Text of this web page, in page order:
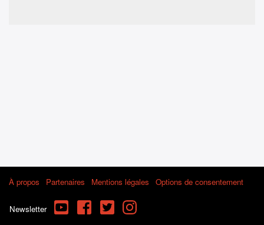
À propos Partenaires Mentions légales Options de consentement
Newsletter YouTube FacebookTwitterInstagram